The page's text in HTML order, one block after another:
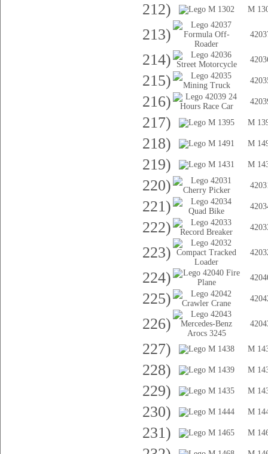
212) M
213)
214)
215)
216)
217) M
218) M
219) M
220)
221)
222)
223)
224)
225)
226)
227) M
228) M
229) M
230) M
231) M